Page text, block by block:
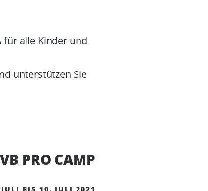
für alle Kinder und
unterstützen Sie
PRO CAMP
BIS 10. JULI 2021